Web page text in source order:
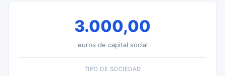
3.000,00
euros de capital social
TIPO DE SOCIEDAD